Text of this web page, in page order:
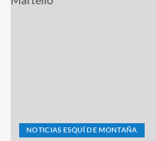
NOTICIAS ESQUÍ DE MONTAÑA